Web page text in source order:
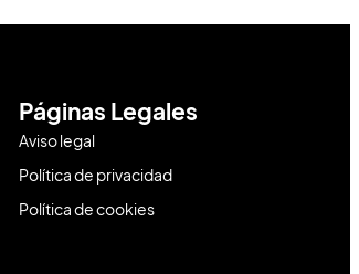
Páginas Legales
Aviso legal
Política de privacidad
Política de cookies